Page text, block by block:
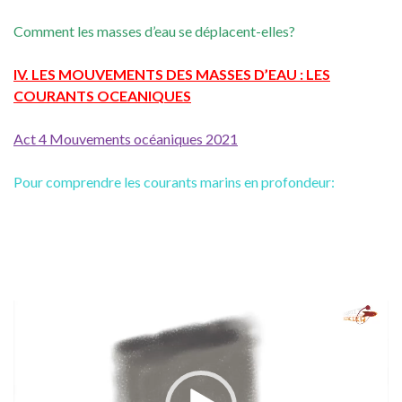
Comment les masses d’eau se déplacent-elles?
IV. LES MOUVEMENTS DES MASSES D’EAU : LES
COURANTS OCEANIQUES
Act 4 Mouvements océaniques 2021
Pour comprendre les courants marins en profondeur: